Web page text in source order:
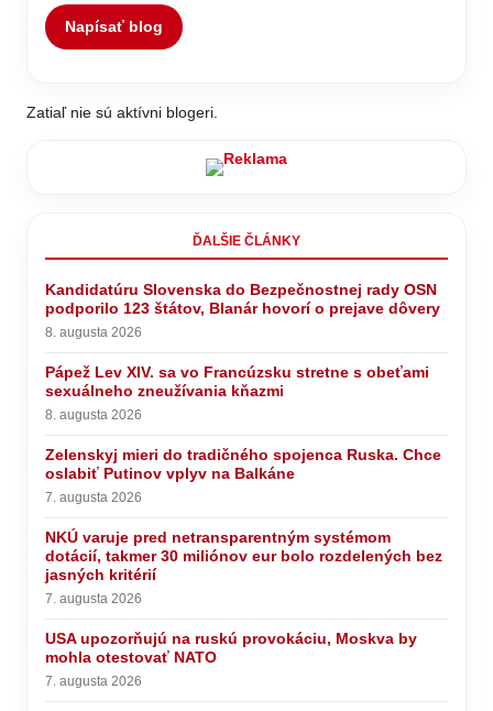
Napísať blog
Zatiaľ nie sú aktívni blogeri.
ĎALŠIE ČLÁNKY
Kandidatúru Slovenska do Bezpečnostnej rady OSN
podporilo 123 štátov, Blanár hovorí o prejave dôvery
8. augusta 2026
Pápež Lev XIV. sa vo Francúzsku stretne s obeťami
sexuálneho zneužívania kňazmi
8. augusta 2026
Zelenskyj mieri do tradičného spojenca Ruska. Chce
oslabiť Putinov vplyv na Balkáne
7. augusta 2026
NKÚ varuje pred netransparentným systémom
dotácií, takmer 30 miliónov eur bolo rozdelených bez
jasných kritérií
7. augusta 2026
USA upozorňujú na ruskú provokáciu, Moskva by
mohla otestovať NATO
7. augusta 2026